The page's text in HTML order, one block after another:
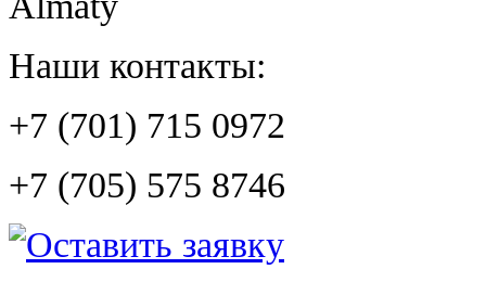
Наши контакты:
+7 (701) 715 0972
+7 (705) 575 8746